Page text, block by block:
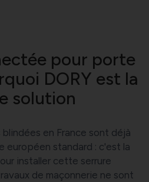
pour porte
DORY est la
solution
en France sont déjà
européen standard : c'est la
installer cette serrure
de maçonnerie ne sont